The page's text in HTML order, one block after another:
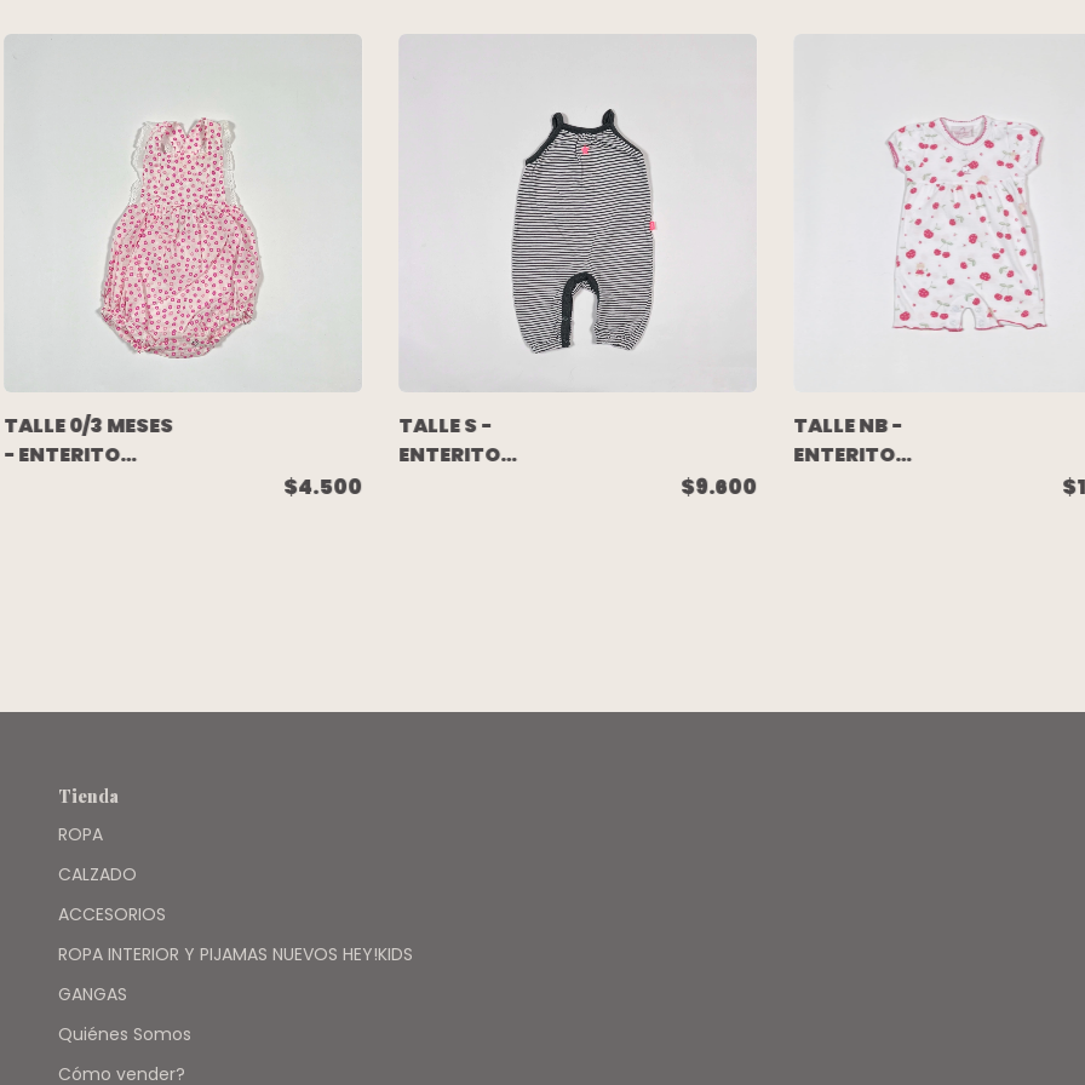
TALLE 0/3 MESES
- ENTERITO
$4.500
TALLE S -
ENTERITO
$9.600
TALLE NB -
ENTERITO
Tienda
ROPA
CALZADO
ACCESORIOS
ROPA INTERIOR Y PIJAMAS NUEVOS HEY!KIDS
GANGAS
Quiénes Somos
Cómo vender?